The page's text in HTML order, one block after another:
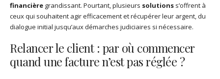
financière grandissant. Pourtant, plusieurs solutions s’offrent à
ceux qui souhaitent agir efficacement et récupérer leur argent, du
dialogue initial jusqu’aux démarches judiciaires si nécessaire.
Relancer le client : par où commencer
quand une facture n’est pas réglée ?